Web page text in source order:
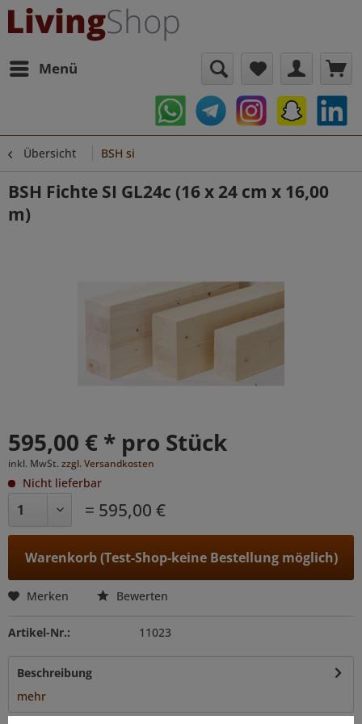
Menü
Übersicht BSH si
BSH Fichte SI GL24c (16 x 24 cm x 16,00
m)
595,00 € * pro Stück
inkl. MwSt. zzgl. Versandkosten
Nicht lieferbar
= 595,00 €
Warenkorb (Test-Shop-keine Bestellung möglich)
Merken Bewerten
Artikel-Nr.: 11023
Beschreibung
mehr